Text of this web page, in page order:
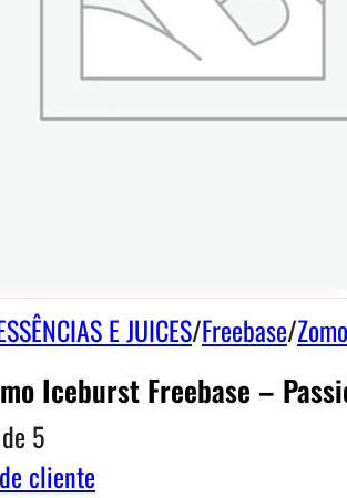
E JUICES/Freebase/
Iceburst Freebase –
de 5
cliente